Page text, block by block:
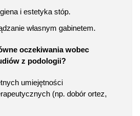
i estetyka stóp.
własnym gabinetem.
oczekiwania wobec
z podologii?
umiejętności
(np. dobór ortez,